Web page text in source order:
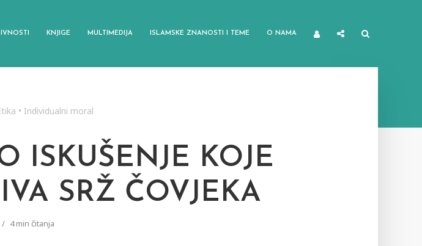
KNJIGE MULTIMEDIJA ISLAMSKE ZNANOSTI I TEME O NAMA
• Individualni moral
ISKUŠENJE KOJE
SRŽ ČOVJEKA
4 min čitanja